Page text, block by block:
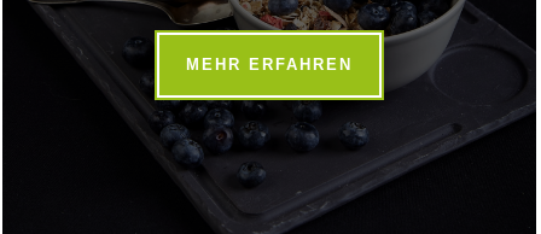
MEHR ERFAHREN